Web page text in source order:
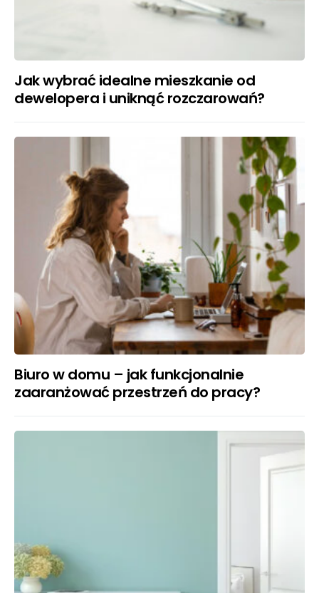
Jak wybrać idealne mieszkanie od
dewelopera i uniknąć rozczarowań?
Biuro w domu – jak funkcjonalnie
zaaranżować przestrzeń do pracy?